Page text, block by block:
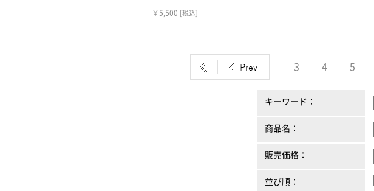
￥5,500 [税込]
3 4 5
キーワード：
商品名：
販売価格：
並び順：